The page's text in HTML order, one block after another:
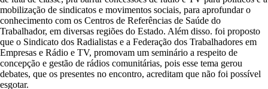
e
r
i
o
r
a
p
o
mobilização de sindicatos e movimentos sociais, para aprofundar o
conhecimento com os Centros de Referências de Saúde do
Trabalhador, em diversas regiões do Estado. Além disso. foi proposto
que o Sindicato dos Radialistas e a Federação dos Trabalhadores em
Empresas e Rádio e TV, promovam um seminário a respeito de
concepção e gestão de rádios comunitárias, pois esse tema gerou
debates, que os presentes no encontro, acreditam que não foi possível
esgotar.